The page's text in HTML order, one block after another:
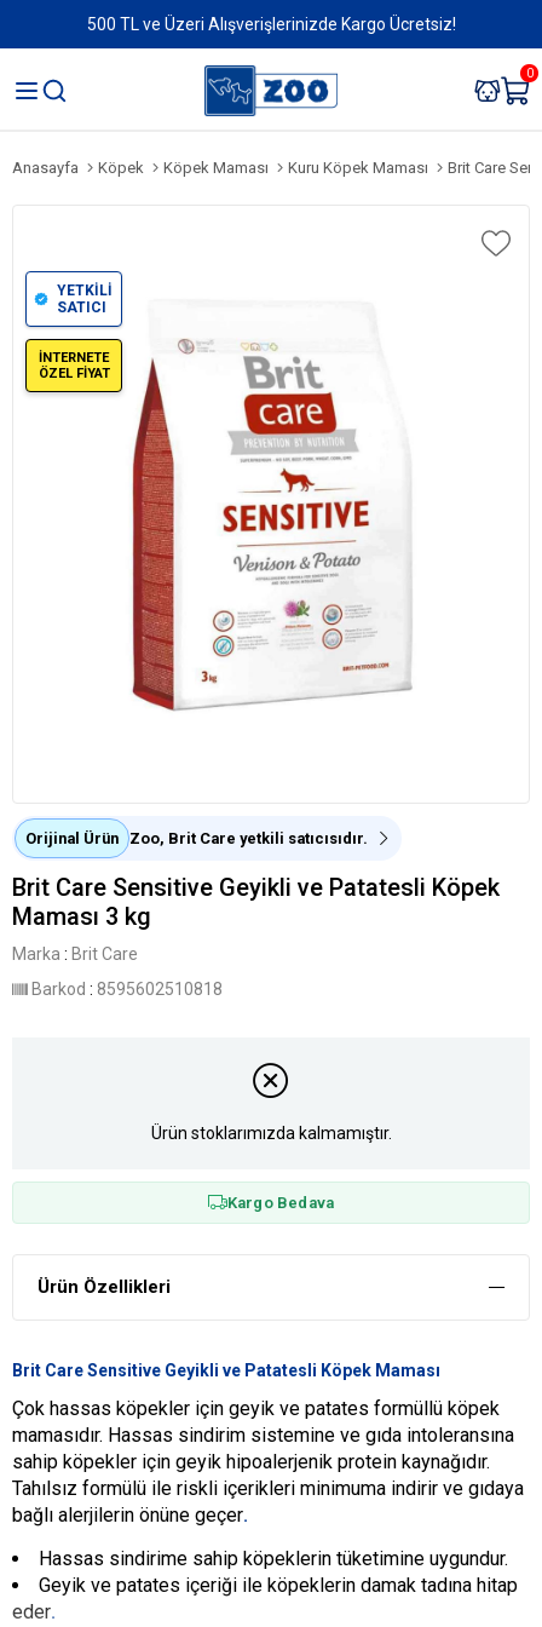
500 TL ve Üzeri Alışverişlerinizde Kargo Ücretsiz!
0
Anasayfa Köpek Köpek Maması Kuru Köpek Maması Brit Care
YETKİLİ
SATICI
İNTERNETE
ÖZEL FİYAT
Orijinal Ürün Zoo, Brit Care yetkili satıcısıdır.
Brit Care Sensitive Geyikli ve Patatesli Köpek
Maması 3 kg
Marka : Brit Care
Barkod : 8595602510818
Ürün stoklarımızda kalmamıştır.
Kargo Bedava
Ürün Özellikleri
Brit Care Sensitive Geyikli ve Patatesli Köpek Maması
Çok hassas köpekler için geyik ve patates formüllü köpek
mamasıdır. Hassas sindirim sistemine ve gıda intoleransına
sahip köpekler için geyik hipoalerjenik protein kaynağıdır.
Tahılsız formülü ile riskli içerikleri minimuma indirir ve gıdaya
bağlı alerjilerin önüne geçer.
Hassas sindirime sahip köpeklerin tüketimine uygundur.
Geyik ve patates içeriği ile köpeklerin damak tadına hitap
eder.